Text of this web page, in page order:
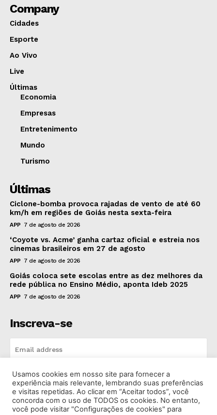
Company
Cidades
Esporte
Ao Vivo
Live
Últimas
Economia
Empresas
Entretenimento
Mundo
Turismo
Últimas
Ciclone-bomba provoca rajadas de vento de até 60
km/h em regiões de Goiás nesta sexta-feira
APP 7 de agosto de 2026
‘Coyote vs. Acme’ ganha cartaz oficial e estreia nos
cinemas brasileiros em 27 de agosto
APP 7 de agosto de 2026
Goiás coloca sete escolas entre as dez melhores da
rede pública no Ensino Médio, aponta Ideb 2025
APP 7 de agosto de 2026
Inscreva-se
INSCREVA-SE
I've read and accept the Privacy Policy.
Usamos cookies em nosso site para fornecer a
experiência mais relevante, lembrando suas preferências
e visitas repetidas. Ao clicar em “Aceitar todos”, você
concorda com o uso de TODOS os cookies. No entanto,
você pode visitar "Configurações de cookies" para